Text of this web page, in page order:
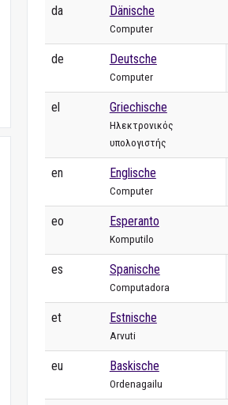
da Dänische
Computer
de Deutsche
Computer
el Griechische
Ηλεκτρονικός
υπολογιστής
en Englische
Computer
eo Esperanto
Komputilo
es Spanische
Computadora
et Estnische
Arvuti
eu Baskische
Ordenagailu